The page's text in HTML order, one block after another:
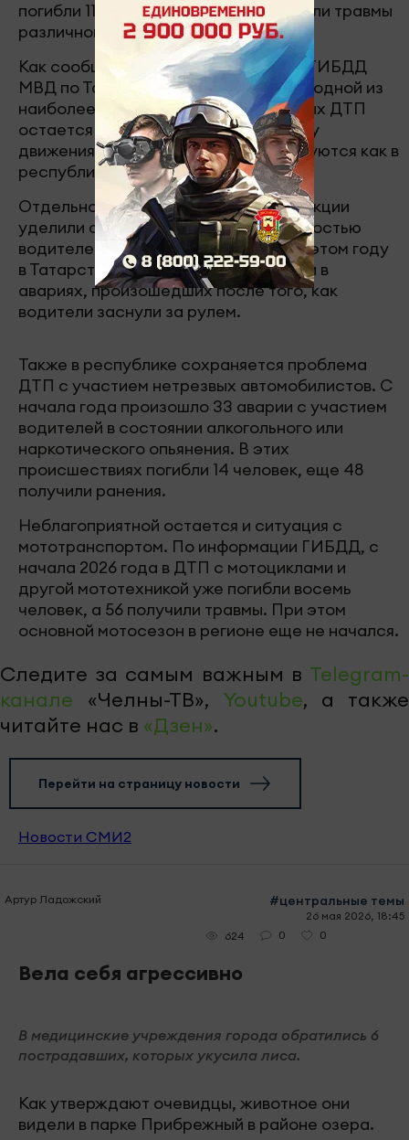
погибли 113 человек, еще 1268 получили травмы
различной степени тяжести.
Как сообщил начальник управления ГИБДД
МВД по Татарстану Рустем Гарипов, одной из
наиболее частых причин смертельных ДТП
остается выезд на встречную полосу
движения. Подобные аварии фиксируются как в
республике, так и по всей стране.
Отдельное внимание в Госавтоинспекции
уделили случаям, связанным с усталостью
водителей. По данным ведомства, в этом году
в Татарстане девять человек погибли в
авариях, произошедших после того, как
водители заснули за рулем.
Также в республике сохраняется проблема
ДТП с участием нетрезвых автомобилистов. С
начала года произошло 33 аварии с участием
водителей в состоянии алкогольного или
наркотического опьянения. В этих
происшествиях погибли 14 человек, еще 48
получили ранения.
Неблагоприятной остается и ситуация с
мототранспортом. По информации ГИБДД, с
начала 2026 года в ДТП с мотоциклами и
другой мототехникой уже погибли восемь
человек, а 56 получили травмы. При этом
основной мотосезон в регионе еще не начался.
Следите за самым важным в Telegram-
канале «Челны-ТВ», Youtube, а также
читайте нас в «Дзен».
Перейти на страницу новости
Новости СМИ2
Артур Ладожский #центральные темы
26 мая 2026, 18:45
624
0 0
Вела себя агрессивно
В медицинские учреждения города обратились 6
пострадавших, которых укусила лиса.
Как утверждают очевидцы, животное они
видели в парке Прибрежный в районе озера.